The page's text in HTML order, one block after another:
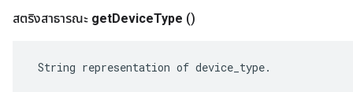
สตริงสาธารณะ getDeviceType ()
String representation of device_type.